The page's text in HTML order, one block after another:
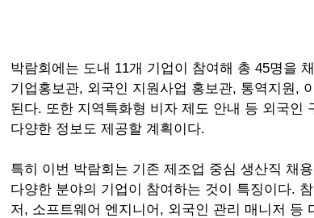
박람회에는 도내 11개 기업이 참여해 총 45명을
기업홍보관, 외국인 지원사업 홍보관, 통역지원,
된다. 또한 지역특화형 비자 제도 안내 등 외국인
다양한 정보도 제공할 계획이다.
특히 이번 박람회는 기존 제조업 중심 생산직 채
다양한 분야의 기업이 참여하는 것이 특징이다.
저, 소프트웨어 엔지니어, 외국인 관리 매니저 등